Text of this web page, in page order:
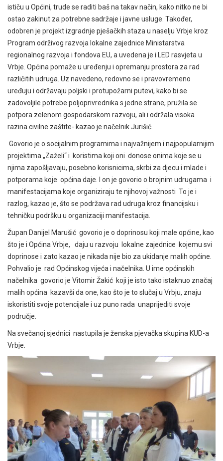
ističu u Općini, trude se raditi baš na takav način, kako nitko ne bi
ostao zakinut za potrebne sadržaje i javne usluge. Također,
odobren je projekt izgradnje pješačkih staza u naselju Vrbje kroz
Program održivog razvoja lokalne zajednice Ministarstva
regionalnog razvoja i fondova EU, a uvedena je i LED rasvjeta u
Vrbje. Općina pomaže u uređenju i opremanju prostora za rad
različitih udruga. Uz navedeno, redovno se i pravovremeno
uređuju i održavaju poljski i protupožarni putevi, kako bi se
zadovoljile potrebe poljoprivrednika s jedne strane, pružila se
potpora zelenom gospodarskom razvoju, ali i održala visoka
razina civilne zaštite- kazao je načelnik Jurišić.
Govorio je o socijalnim programima i najvažnijem i najpopularnijim
projektima „Zaželi“ i koristima koji oni donose onima koje se u
njima zapošljavaju, posebno korisnicima, skrbi za djecu i mlade i
potporama koje općina daje. I on je govorio o brojnim udrugama i
manifestacijama koje organiziraju te njihovoj važnosti To je i
razlog, kazao je, što se podržava rad udruga kroz financijsku i
tehničku podršku u organizaciji manifestacija.
Župan Danijel Marušić govorio je o doprinosu koji male općine, kao
što je i Općina Vrbje, daju u razvoju lokalne zajednice kojemu svi
doprinose i zato kazao je nikada nije bio za ukidanje malih općine.
Pohvalio je rad Općinskog vijeća i načelnika. U ime općinskih
načelnika govorio je Vitomir Žakić koji je isto tako istaknuo značaj
malih općina kazavši da one, kao što je to slučaj u Vrbju, znaju
iskoristiti svoje potencijale i uz puno rada unaprijediti svoje
područje.
Na svečanoj sjednici nastupila je ženska pjevačka skupina KUD-a
Vrbje.